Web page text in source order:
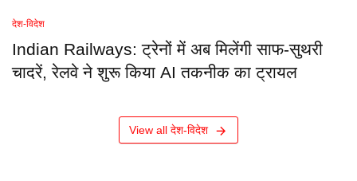
देश-विदेश
Indian Railways: ट्रेनों में अब मिलेंगी साफ-सुथरी
चादरें, रेलवे ने शुरू किया AI तकनीक का ट्रायल
View all देश-विदेश